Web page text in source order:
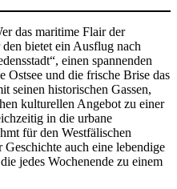
das maritime Flair der
bietet ein Ausflug nach
einen spannenden
Ostsee und die frische Brise das
seinen historischen Gassen,
kulturellen Angebot zu einer
in die urbane
für den Westfälischen
auch eine lebendige
jedes Wochenende zu einem